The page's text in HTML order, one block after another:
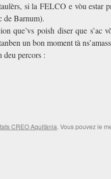
si la FELCO e vòu estar
de Barnum).
que’vs poish diser que s’ac
un bon moment tà
deu percors :
CREO Aquitània. Vous pouvez le